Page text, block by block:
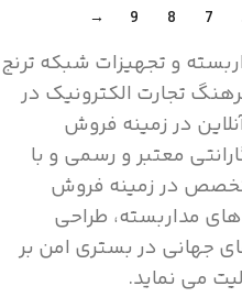
7
8
9
→
و تجهیزات شبکه ترنج
تجارت الکترونیک در
در زمینه فروش
معتبر و رسمی و با
در زمینه فروش
مداربسته، طراحی
جهانی در بستری امن بر
می نماید.